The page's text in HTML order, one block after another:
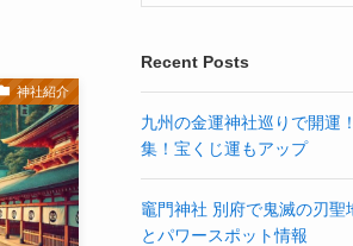
神社紹介
Recent Posts
九州の金運神社巡りで開運
集！宝くじ運もアップ
竈門神社 別府で鬼滅の刃聖
とパワースポット情報